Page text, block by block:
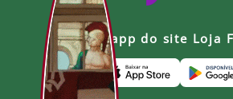
Baixe o app do site Loja